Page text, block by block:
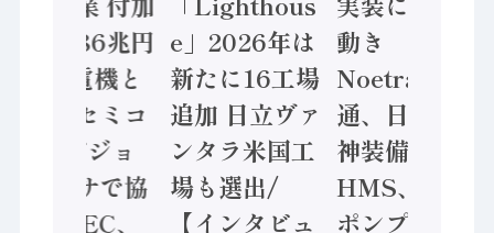
価値額86兆円
/ 三菱電機と
ソニーセミコ
ン AIビジョ
ンセンサで協
業 / IDEC、
e」2026年は
新たに16工場
追加 日立ヴァ
ンタラ米国工
場も選出/
【インタビュ
動き
Noetra、富士
通、日立 / 兵
神装備 ×
HMS、老舗
ポンプメーカ